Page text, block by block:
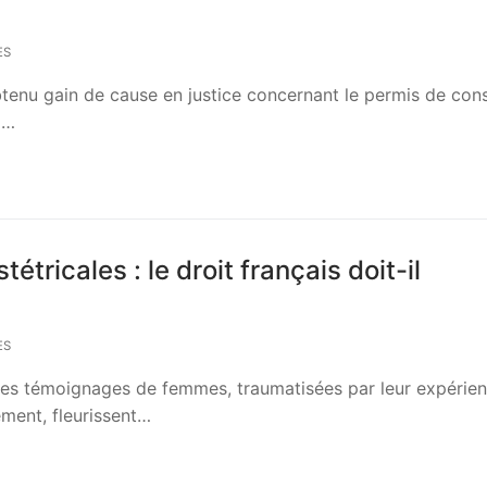
gain de cause en justice concernant le permis de
: le droit français doit-il
témoignages de femmes, traumatisées par leur
fleurissent…